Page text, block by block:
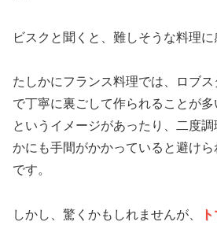
ビスクと聞くと、難しそうな料理に
たしかにフランス料理では、ロブ
で丁寧に裏ごして作られることが
というイメージがあったり、二度
かにも手間がかかっていると避けら
です。
しかし、驚くかもしれませんが、